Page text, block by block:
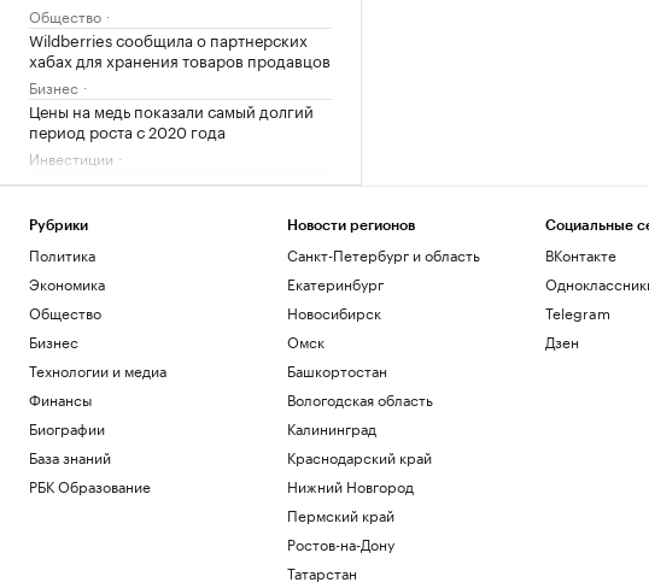
Общество
Wildberries сообщила о партнерских
хабах для хранения товаров продавцов
Бизнес
Цены на медь показали самый долгий
период роста с 2020 года
Инвестиции
Собянин отчитался о строительстве
Общество
Назван район Москвы с ростом цен на
Каллас заявила о новых санкциях
против России
Политика
Рубрики
Политика
Экономика
Общество
Бизнес
Технологии и медиа
Финансы
Биографии
База знаний
РБК Образование
Новости регионов
Санкт-Петербург и область
Екатеринбург
Новосибирск
Омск
Башкортостан
Вологодская область
Калининград
Краснодарский край
Нижний Новгород
Пермский край
Ростов-на-Дону
Татарстан
Социальные
ВКонтакте
Telegram
Дзен